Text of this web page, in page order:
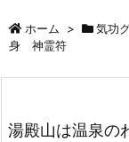
ホーム > 気功
身 神霊符
湯殿山は温泉の